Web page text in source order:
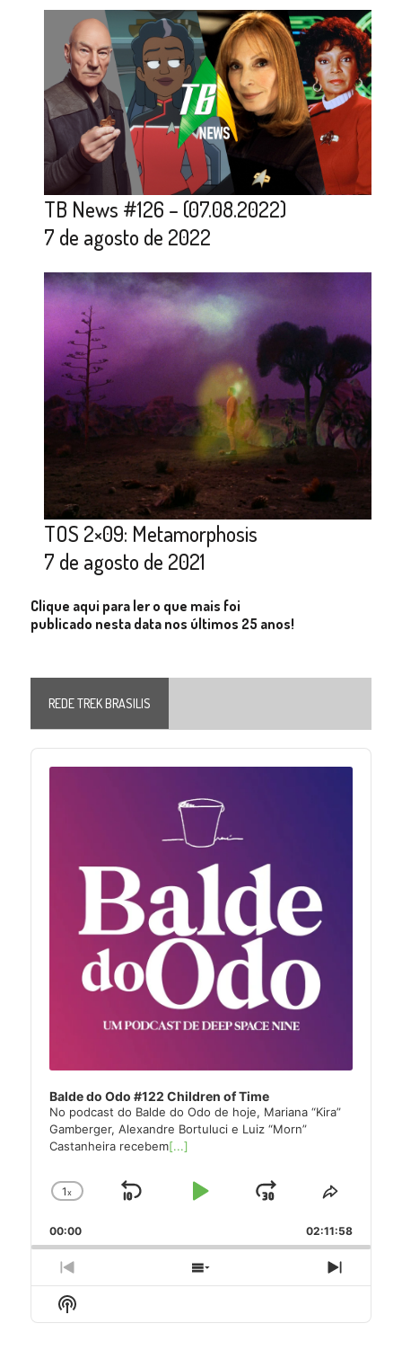
TB News #126 – (07.08.2022)
7 de agosto de 2022
TOS 2×09: Metamorphosis
7 de agosto de 2021
Clique aqui para ler o que mais foi
publicado nesta data nos últimos 25 anos!
REDE TREK BRASILIS
Audio
Player
Balde do Odo #122 Children of Time
No podcast do Balde do Odo de hoje, Mariana “Kira”
Gamberger, Alexandre Bortuluci e Luiz “Morn”
Castanheira recebem[...]
Change
Rate
1x
Skip
Play
Jump
Forward
Share
Episode
00:00 02:11:58
Previous
Episode
Show
Next
Show
Podcast